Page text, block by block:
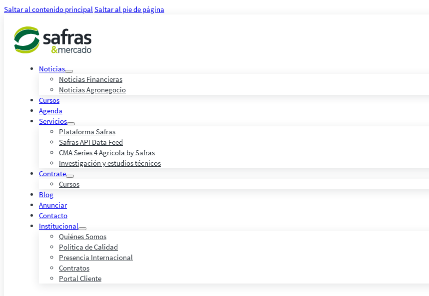
Saltar al contenido principalSaltar al pie de página
Noticias
Noticias Financieras
Noticias Agronegocio
Cursos
Agenda
Servicios
Plataforma Safras
Safras API Data Feed
CMA Series 4 Agrícola by Safras
Investigación y estudios técnicos
Contrate
Cursos
Blog
Anunciar
Contacto
Institucional
Quiénes Somos
Política de Calidad
Presencia Internacional
Contratos
Portal Cliente